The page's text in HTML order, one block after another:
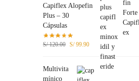
Capiflex Alopefin
Plus – 30
Cápsulas
S/120.00 S/99.90
Multivita
mínico